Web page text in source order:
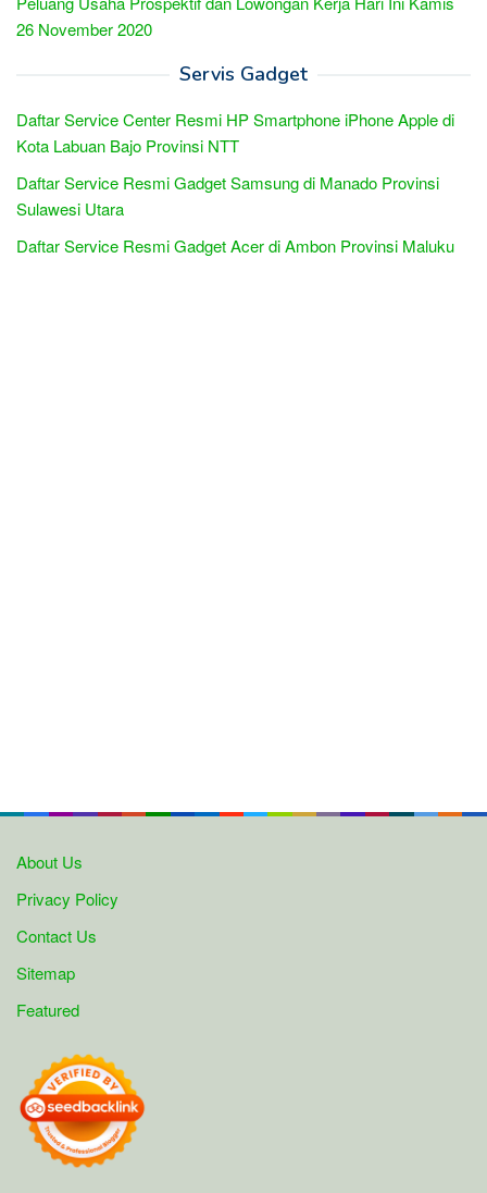
26 November 2020
Servis Gadget
Daftar Service Center Resmi HP Smartphone iPhone Apple di
Kota Labuan Bajo Provinsi NTT
Daftar Service Resmi Gadget Samsung di Manado Provinsi
Sulawesi Utara
Daftar Service Resmi Gadget Acer di Ambon Provinsi Maluku
About Us
Privacy Policy
Contact Us
Sitemap
Featured